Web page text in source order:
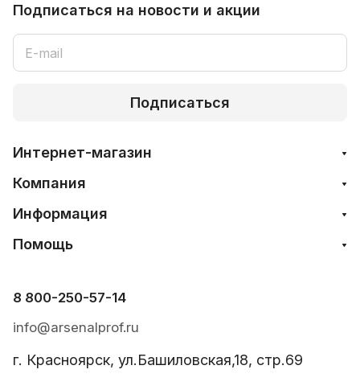
Подписаться на новости и акции
Подписаться
Интернет-магазин
Компания
Информация
Помощь
8 800-250-57-14
info@arsenalprof.ru
г. Красноярск, ул.Башиловская,18, стр.69